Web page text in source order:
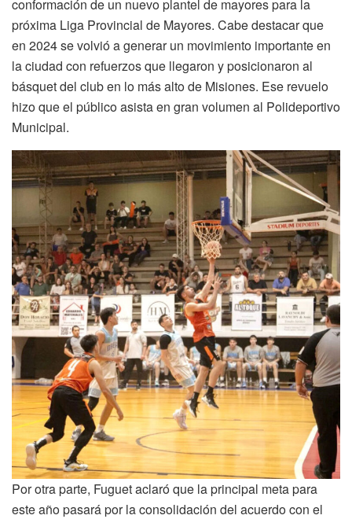
conformación de un nuevo plantel de mayores para la
próxima Liga Provincial de Mayores. Cabe destacar que
en 2024 se volvió a generar un movimiento importante en
la ciudad con refuerzos que llegaron y posicionaron al
básquet del club en lo más alto de Misiones. Ese revuelo
hizo que el público asista en gran volumen al Polideportivo
Municipal.
Por otra parte, Fuguet aclaró que la principal meta para
este año pasará por la consolidación del acuerdo con el